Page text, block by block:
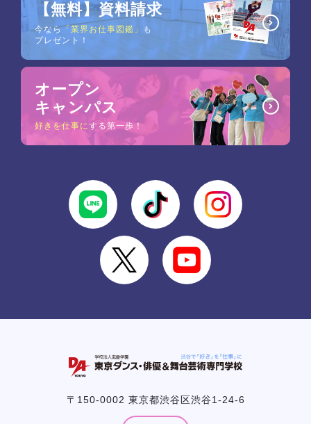
【無料】資料請求
今なら「業界お仕事図鑑」
も
プレゼント！
オープン
キャンパス
好きを仕事にする第一歩！
〒150-0002 東京都渋谷区渋谷1-24-6